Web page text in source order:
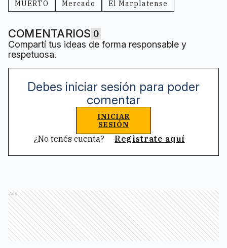
MUERTO Mercado El Marplatense
COMENTARIOS 0
Compartí tus ideas de forma responsable y
respetuosa.
Debes iniciar sesión para poder
comentar
INICIAR
SESIÓN
¿No tenés cuenta? Registrate aquí
Ads